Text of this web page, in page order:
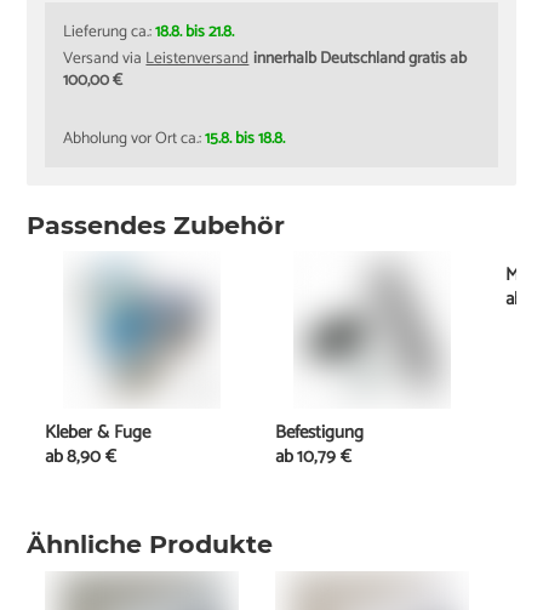
Lieferung ca.:18.8. bis 21.8.
Versand viaLeistenversandinnerhalb Deutschland gratis ab
100,00 €
Abholung vor Ort ca.:15.8. bis 18.8.
Ähnliche Produkte
Passendes Zubehör
Kleber & Fuge
ab8,90 €
Befestigung
ab10,79 €
ab